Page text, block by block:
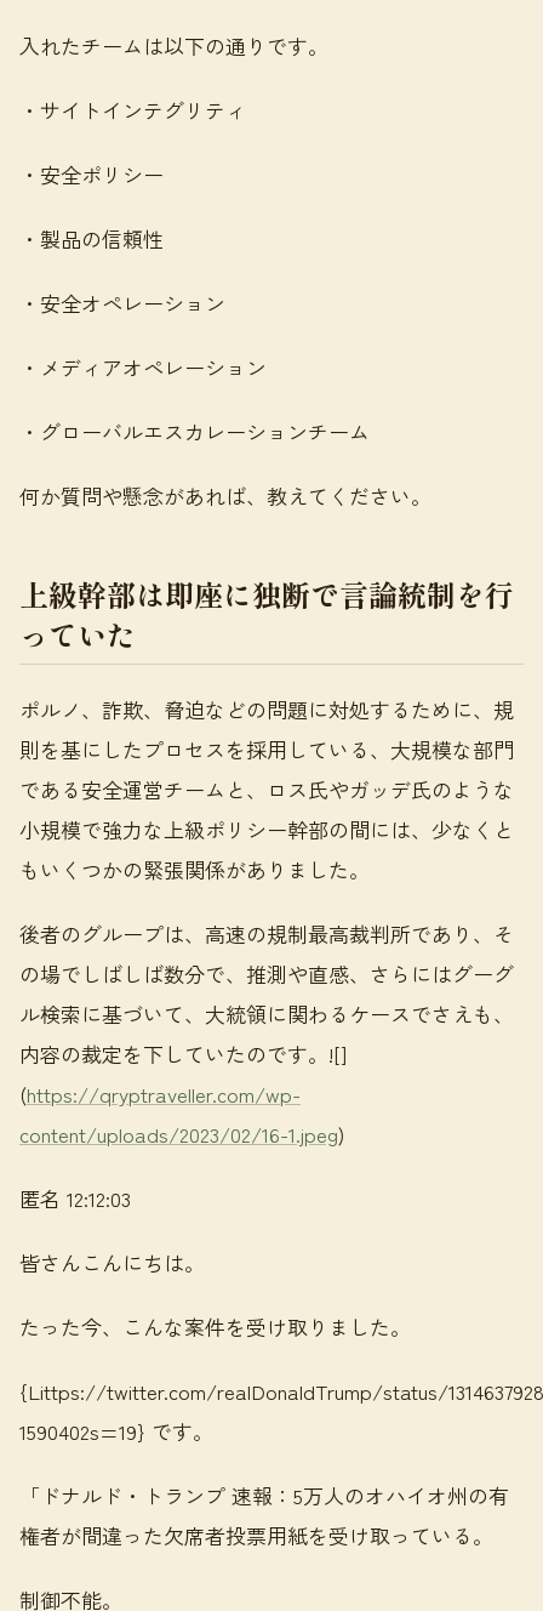
入れたチームは以下の通りです。
・サイトインテグリティ
・安全ポリシー
・製品の信頼性
・安全オペレーション
・メディアオペレーション
・グローバルエスカレーションチーム
何か質問や懸念があれば、教えてください。
上級幹部は即座に独断で言論統制を行
っていた
ポルノ、詐欺、脅迫などの問題に対処するために、規
則を基にしたプロセスを採用している、大規模な部門
である安全運営チームと、ロス氏やガッデ氏のような
小規模で強力な上級ポリシー幹部の間には、少なくと
もいくつかの緊張関係がありました。
後者のグループは、高速の規制最高裁判所であり、そ
の場でしばしば数分で、推測や直感、さらにはグーグ
ル検索に基づいて、大統領に関わるケースでさえも、
内容の裁定を下していたのです。![]
(https://qryptraveller.com/wp-
content/uploads/2023/02/16-1.jpeg)
匿名 12:12:03
皆さんこんにちは。
たった今、こんな案件を受け取りました。
{Littps://twitter.com/realDonaldTrump/status/
1590402s=19} です。
「ドナルド・トランプ 速報：5万人のオハイオ州の有
権者が間違った欠席者投票用紙を受け取っている。
制御不能。